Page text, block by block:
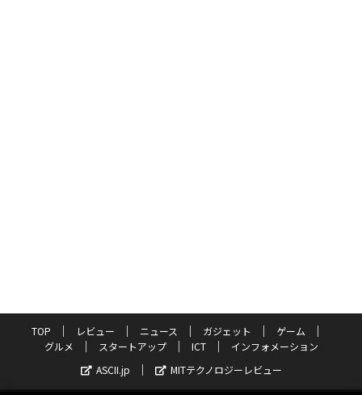
TOP レビュー ニュース ガジェット
ゲーム
グルメ
スタートアップ ICT
インフォメーション
ASCII.jp
MITテクノロジーレビュー